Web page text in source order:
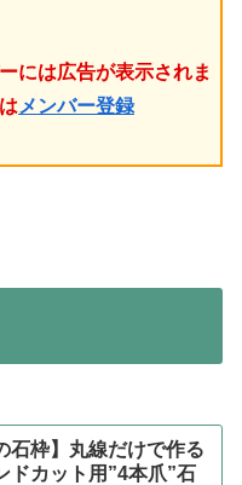
には広告が表示されま
メンバー登録
石枠】丸線だけで作る
ドカット用”4本爪”石